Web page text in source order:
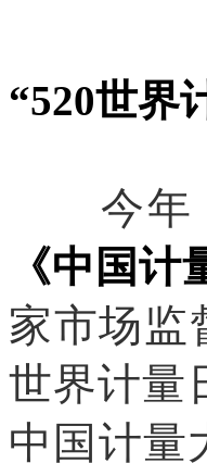
“520世界
今年
《中国
家市场监
世界计量
中国计量